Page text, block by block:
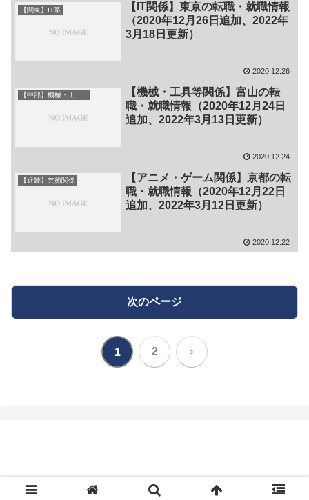
【関東】IT系
【IT関係】東京の転職・就職情報
（2020年12月26日追加、2022年
3月18日更新）
2020.12.26
【中部】機械・工具系
【機械・工具等関係】富山の転
職・就職情報（2020年12月24日
追加、2022年3月13日更新）
2020.12.24
【近畿】芸術関係
【アニメ・ゲーム関係】京都の転
職・就職情報（2020年12月22日
追加、2022年3月12日更新）
2020.12.22
次のページ
1 2 次
© 2020 転職・就職情報まとめブログ-てんしゅうインフォ-.